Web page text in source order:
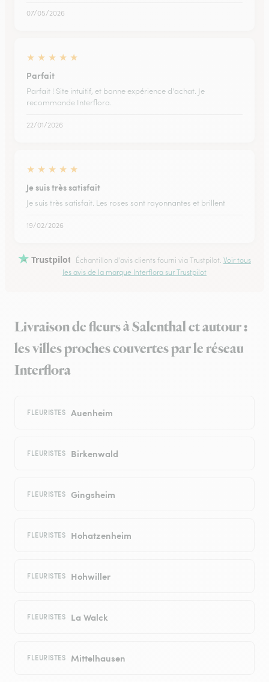
07/05/2026
★ ★ ★ ★ ★
Parfait
Parfait ! Site intuitif, et bonne expérience d'achat. Je
recommande Interflora.
22/01/2026
★ ★ ★ ★ ★
Je suis très satisfait
Je suis très satisfait. Les roses sont rayonnantes et brillent
19/02/2026
Trustpilot Échantillon d'avis clients fourni via Trustpilot. Voir tous
les avis de la marque Interflora sur Trustpilot
Livraison de fleurs à Salenthal et autour :
les villes proches couvertes par le réseau
Interflora
FLEURISTES Auenheim
FLEURISTES Birkenwald
FLEURISTES Gingsheim
FLEURISTES Hohatzenheim
FLEURISTES Hohwiller
FLEURISTES La Walck
FLEURISTES Mittelhausen